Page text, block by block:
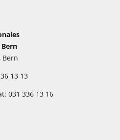
Bern
13 13
031 336 13 16